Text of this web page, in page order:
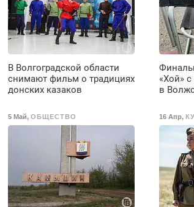
В Волгоградской области
снимают фильм о традициях
донских казаков
«Хой»
в
5 Май,ОБЩЕСТВО 16 Апр,